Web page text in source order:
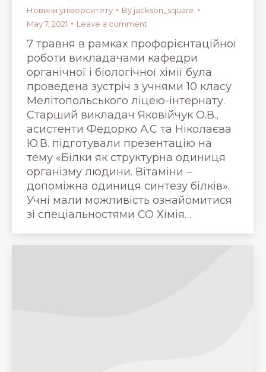
Новини університету By jackson_square
May 7, 2021
Leave a comment
7 травня в рамках профорієнтаційної
роботи викладачами кафедри
органічної і біологічної хімії була
проведена зустріч з учнями 10 класу
Мелітопольського ліцею-інтернату.
Старший викладач Яковійчук О.В.,
асистенти Федорко А.С та Ніколаєва
Ю.В. підготували презентацію на
тему «Білки як структурна одиниця
організму людини. Вітаміни –
допоміжна одиниця синтезу білків».
Учні мали можливість ознайомитися
зі спеціальностями СО Хімія…